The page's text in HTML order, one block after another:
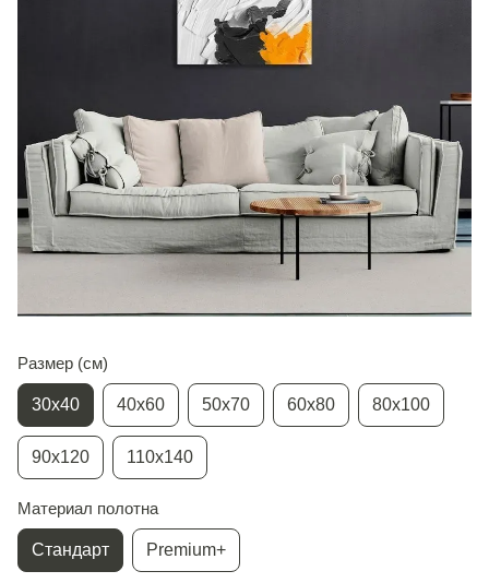
Размер (см)
30х40 40х60 50х70 60х80 80х100
90х120 110х140
Материал полотна
Стандарт Premium+